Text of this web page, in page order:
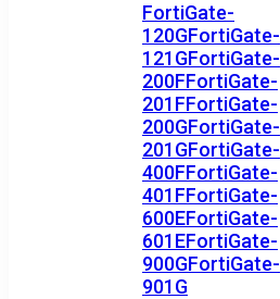
FortiGate-
120GFortiGate-
121GFortiGate-
200FFortiGate-
201FFortiGate-
200GFortiGate-
201GFortiGate-
400FFortiGate-
401FFortiGate-
600EFortiGate-
601EFortiGate-
900GFortiGate-
901G